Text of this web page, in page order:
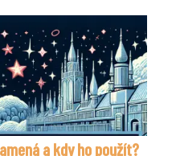
a kdy ho použít?